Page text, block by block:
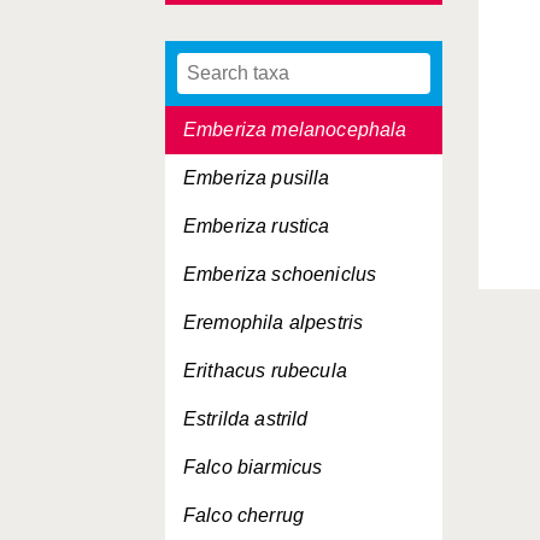
Emberiza hortulana
Emberiza melanocephala
Emberiza pusilla
Emberiza rustica
Emberiza schoeniclus
Eremophila alpestris
Erithacus rubecula
Estrilda astrild
Falco biarmicus
Falco cherrug